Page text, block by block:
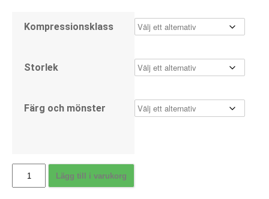
Kompressionsklass
Storlek
Färg och mönster
JOBST
soSoft
Lägg till i varukorg